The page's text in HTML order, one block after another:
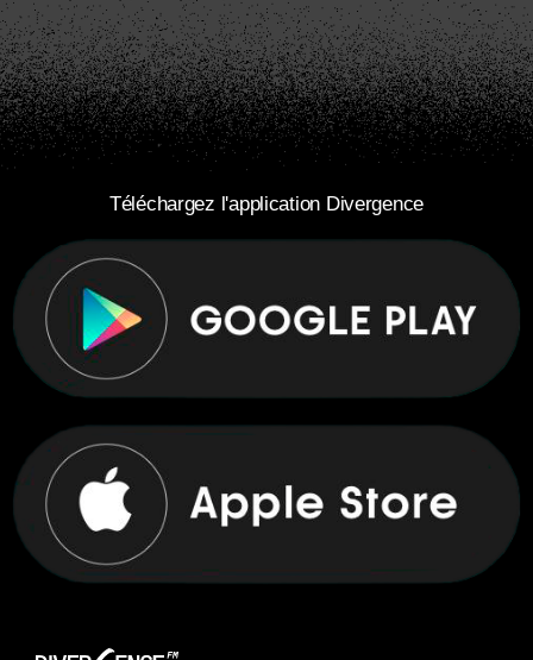
Téléchargez l'application Divergence